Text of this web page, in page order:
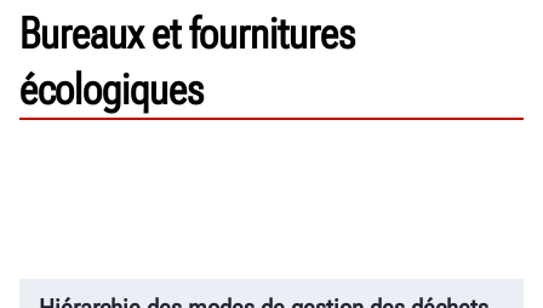
Bureaux et fournitures
écologiques